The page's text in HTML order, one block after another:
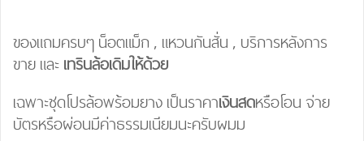
ของแถมครบๆ น็อตแม็ก , แหวนกันสั่น , บริการหลังการ
ขาย และ เทรินล้อเดิมให้ด้วย
เฉพาะชุดโปรล้อพร้อมยาง เป็นราคาเงินสดหรือโอน จ่าย
บัตรหรือผ่อนมีค่าธรรมเนียมนะครับผมม